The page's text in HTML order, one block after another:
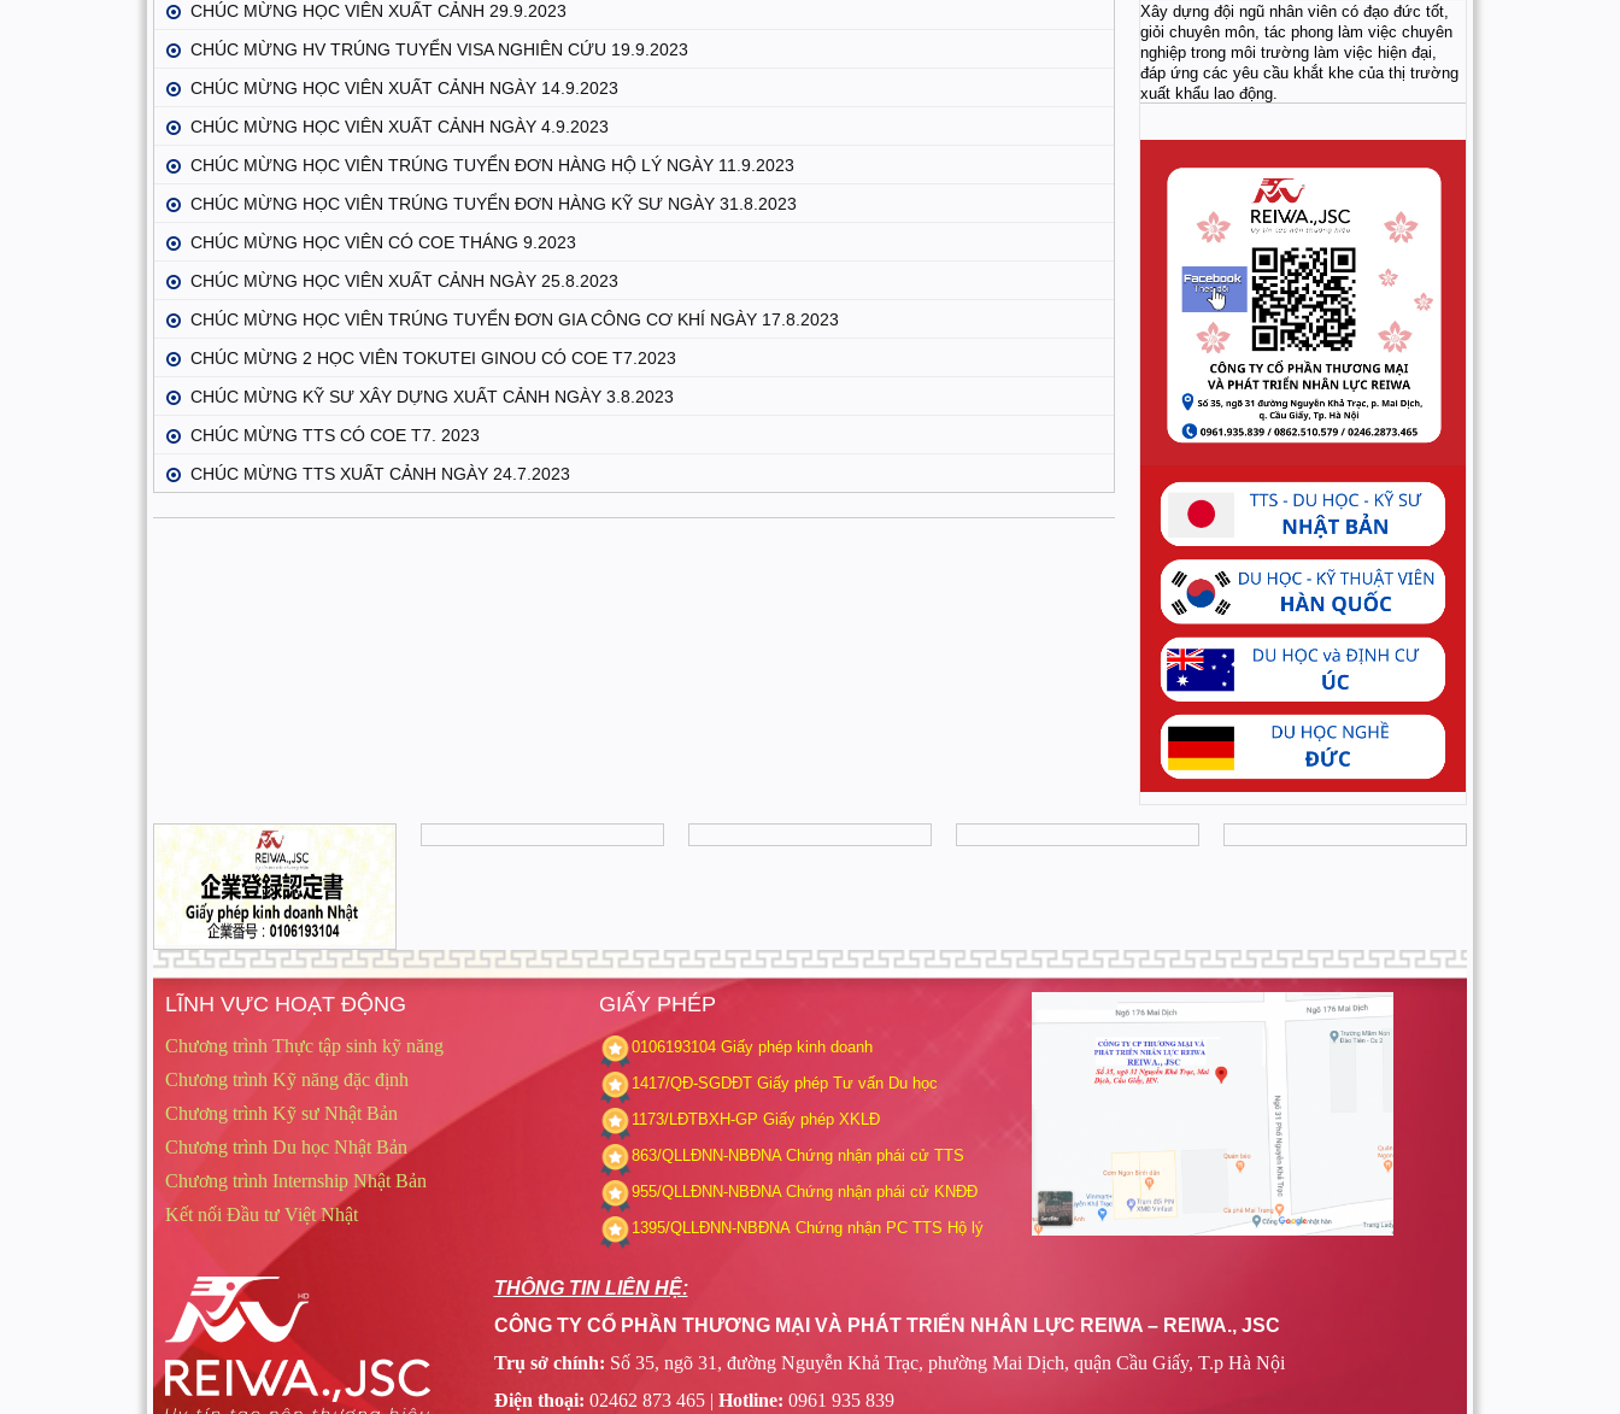
CHÚC MỪNG HỌC VIÊN XUẤT CẢNH 29.9.2023
CHÚC MỪNG HV TRÚNG TUYỂN VISA NGHIÊN CỨU 19.9.2023
CHÚC MỪNG HỌC VIÊN XUẤT CẢNH NGÀY 14.9.2023
CHÚC MỪNG HỌC VIÊN XUẤT CẢNH NGÀY 4.9.2023
CHÚC MỪNG HỌC VIÊN TRÚNG TUYỂN ĐƠN HÀNG HỘ LÝ NGÀY 11.9.2023
CHÚC MỪNG HỌC VIÊN TRÚNG TUYỂN ĐƠN HÀNG KỸ SƯ NGÀY 31.8.2023
CHÚC MỪNG HỌC VIÊN CÓ COE THÁNG 9.2023
CHÚC MỪNG HỌC VIÊN XUẤT CẢNH NGÀY 25.8.2023
CHÚC MỪNG HỌC VIÊN TRÚNG TUYỂN ĐƠN GIA CÔNG CƠ KHÍ NGÀY 17.8.2023
CHÚC MỪNG 2 HỌC VIÊN TOKUTEI GINOU CÓ COE T7.2023
CHÚC MỪNG KỸ SƯ XÂY DỰNG XUẤT CẢNH NGÀY 3.8.2023
CHÚC MỪNG TTS CÓ COE T7. 2023
CHÚC MỪNG TTS XUẤT CẢNH NGÀY 24.7.2023
Xây dựng đội ngũ nhân viên có đạo đức tốt,
giỏi chuyên môn, tác phong làm việc chuyên
nghiệp trong môi trường làm việc hiện đại,
đáp ứng các yêu cầu khắt khe của thị trường
xuất khẩu lao động.
LĨNH VỰC HOẠT ĐỘNG
Chương trình Thực tập sinh kỹ năng
Chương trình Kỹ năng đặc định
Chương trình Kỹ sư Nhật Bản
Chương trình Du học Nhật Bản
Chương trình Internship Nhật Bản
Kết nối Đầu tư Việt Nhật
GIẤY PHÉP
0106193104Giấy phép kinh doanh
1417/QĐ-SGDĐTGiấy phép Tư vấn Du học
1173/LĐTBXH-GP Giấy phép XKLĐ
863/QLLĐNN-NBĐNAChứng nhận phái cử TTS
955/QLLĐNN-NBĐNAChứng nhận phái cử KNĐĐ
1395/QLLĐNN-NBĐNA Chứng nhận PC TTS Hộ lý
THÔNG TIN LIÊN HỆ:
CÔNG TY CỔ PHẦN THƯƠNG MẠI VÀ PHÁT TRIỂN NHÂN LỰC REIWA – REIWA., JSC
Trụ sở chính: Số 35, ngõ 31, đường Nguyễn Khả Trạc, phường Mai Dịch, quận Cầu Giấy, T.p Hà Nội
Điện thoại: 02462 873 465 | Hotline: 0961 935 839